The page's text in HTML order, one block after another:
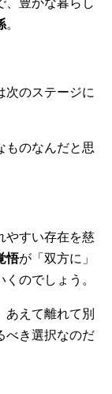
、豊かな暮らし
。
次のステージに
ものなんだと思
やすい存在を慈
悟が「双方に」
のでしょう。
あえて離れて別
べき選択なのだ